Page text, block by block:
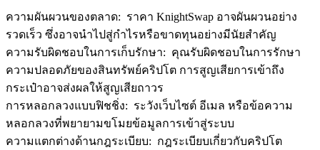
BTC Welcome Rewards
Deposit & Trade BTC to Share 25000 USDT prize pool!
Deposit CASHCAT & Win
Share 500000 CASHCAT prize pool
ความผันผวนของตลาด: ราคา KnightSwap อาจผันผวนอย่าง
รวดเร็ว ซึ่งอาจนำไปสู่กำไรหรือขาดทุนอย่างมีนัยสำคัญ
ความรับผิดชอบในการเก็บรักษา: คุณรับผิดชอบในการรักษา
ความปลอดภัยของสินทรัพย์คริปโต การสูญเสียการเข้าถึง
กระเป๋าอาจส่งผลให้สูญเสียถาวร
การหลอกลวงแบบฟิชชิ่ง: ระวังเว็บไซต์ อีเมล หรือข้อความ
หลอกลวงที่พยายามขโมยข้อมูลการเข้าสู่ระบบ
ความแตกต่างด้านกฎระเบียบ: กฎระเบียบเกี่ยวกับคริปโต